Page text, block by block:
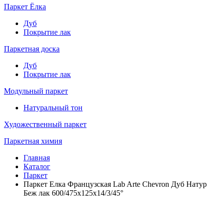
Паркет Ёлка
Дуб
Покрытие лак
Паркетная доска
Дуб
Покрытие лак
Модульный паркет
Натуральный тон
Художественный паркет
Паркетная химия
Главная
Каталог
Паркет
Паркет Елка Французская Lab Arte Chevron Дуб Натур
Беж лак 600/475х125х14/3/45°